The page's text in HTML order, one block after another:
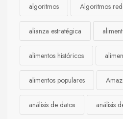
algoritmos Algoritmos
alianza estratégica
alimentos históricos
alimentos populares
análisis de datos análisis